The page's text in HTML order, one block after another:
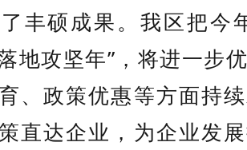
丰硕成果。我区把今
地攻坚年”，将进一步
、政策优惠等方面持
直达企业，为企业发